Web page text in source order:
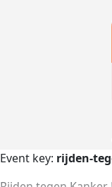
Event key: rijden-